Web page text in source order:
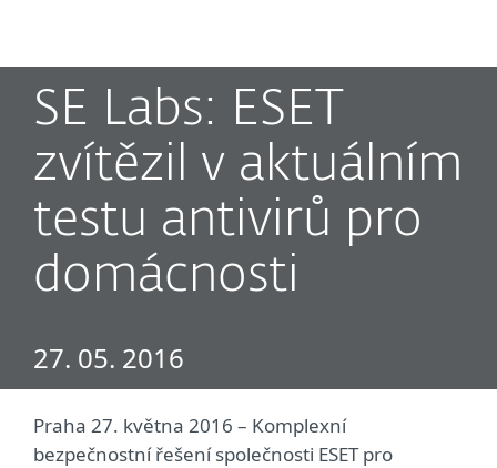
SE Labs: ESET
zvítězil v aktuálním
testu antivirů pro
domácnosti
27. 05. 2016
Praha 27. května 2016 – Komplexní
bezpečnostní řešení společnosti ESET pro